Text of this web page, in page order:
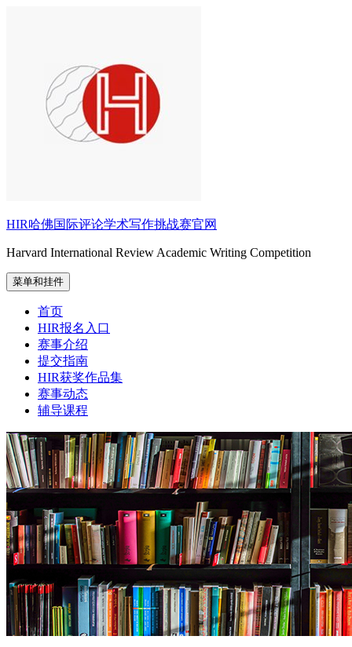
HIR哈佛国际评论学术写作挑战赛官网
Harvard International Review Academic Writing Competition
菜单和挂件
首页
HIR报名入口
赛事介绍
提交指南
HIR获奖作品集
赛事动态
辅导课程